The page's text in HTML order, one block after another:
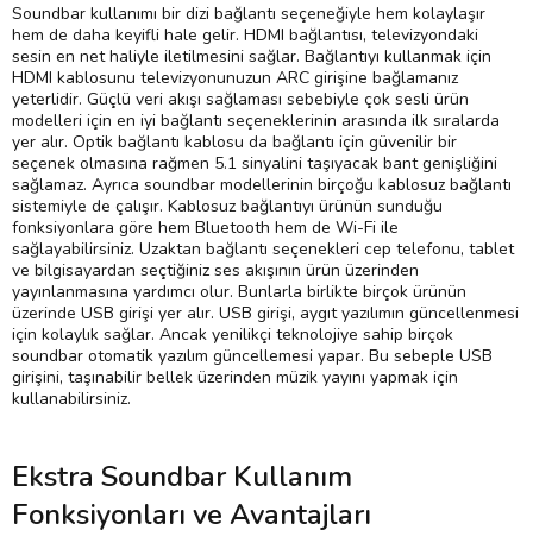
Soundbar kullanımı bir dizi bağlantı seçeneğiyle hem kolaylaşır
hem de daha keyifli hale gelir. HDMI bağlantısı, televizyondaki
sesin en net haliyle iletilmesini sağlar. Bağlantıyı kullanmak için
HDMI kablosunu televizyonunuzun ARC girişine bağlamanız
yeterlidir. Güçlü veri akışı sağlaması sebebiyle çok sesli ürün
modelleri için en iyi bağlantı seçeneklerinin arasında ilk sıralarda
yer alır. Optik bağlantı kablosu da bağlantı için güvenilir bir
seçenek olmasına rağmen 5.1 sinyalini taşıyacak bant genişliğini
sağlamaz. Ayrıca soundbar modellerinin birçoğu kablosuz bağlantı
sistemiyle de çalışır. Kablosuz bağlantıyı ürünün sunduğu
fonksiyonlara göre hem Bluetooth hem de Wi-Fi ile
sağlayabilirsiniz. Uzaktan bağlantı seçenekleri cep telefonu, tablet
ve bilgisayardan seçtiğiniz ses akışının ürün üzerinden
yayınlanmasına yardımcı olur. Bunlarla birlikte birçok ürünün
üzerinde USB girişi yer alır. USB girişi, aygıt yazılımın güncellenmesi
için kolaylık sağlar. Ancak yenilikçi teknolojiye sahip birçok
soundbar otomatik yazılım güncellemesi yapar. Bu sebeple USB
girişini, taşınabilir bellek üzerinden müzik yayını yapmak için
kullanabilirsiniz.
Ekstra Soundbar Kullanım
Fonksiyonları ve Avantajları